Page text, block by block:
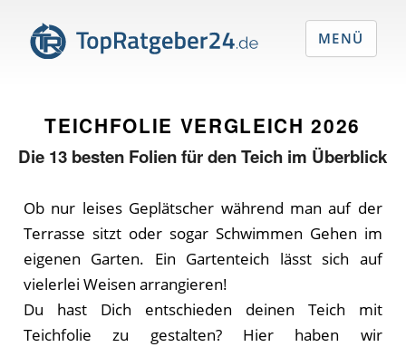
TEICHFOLIE VERGLEICH 2026
Die 13 besten Folien für den Teich im Überblick
Ob nur leises Geplätscher während man auf der
Terrasse sitzt oder sogar Schwimmen Gehen im
eigenen Garten. Ein Gartenteich lässt sich auf
vielerlei Weisen arrangieren!
Du hast Dich entschieden deinen Teich mit
Teichfolie zu gestalten? Hier haben wir
MENÜ